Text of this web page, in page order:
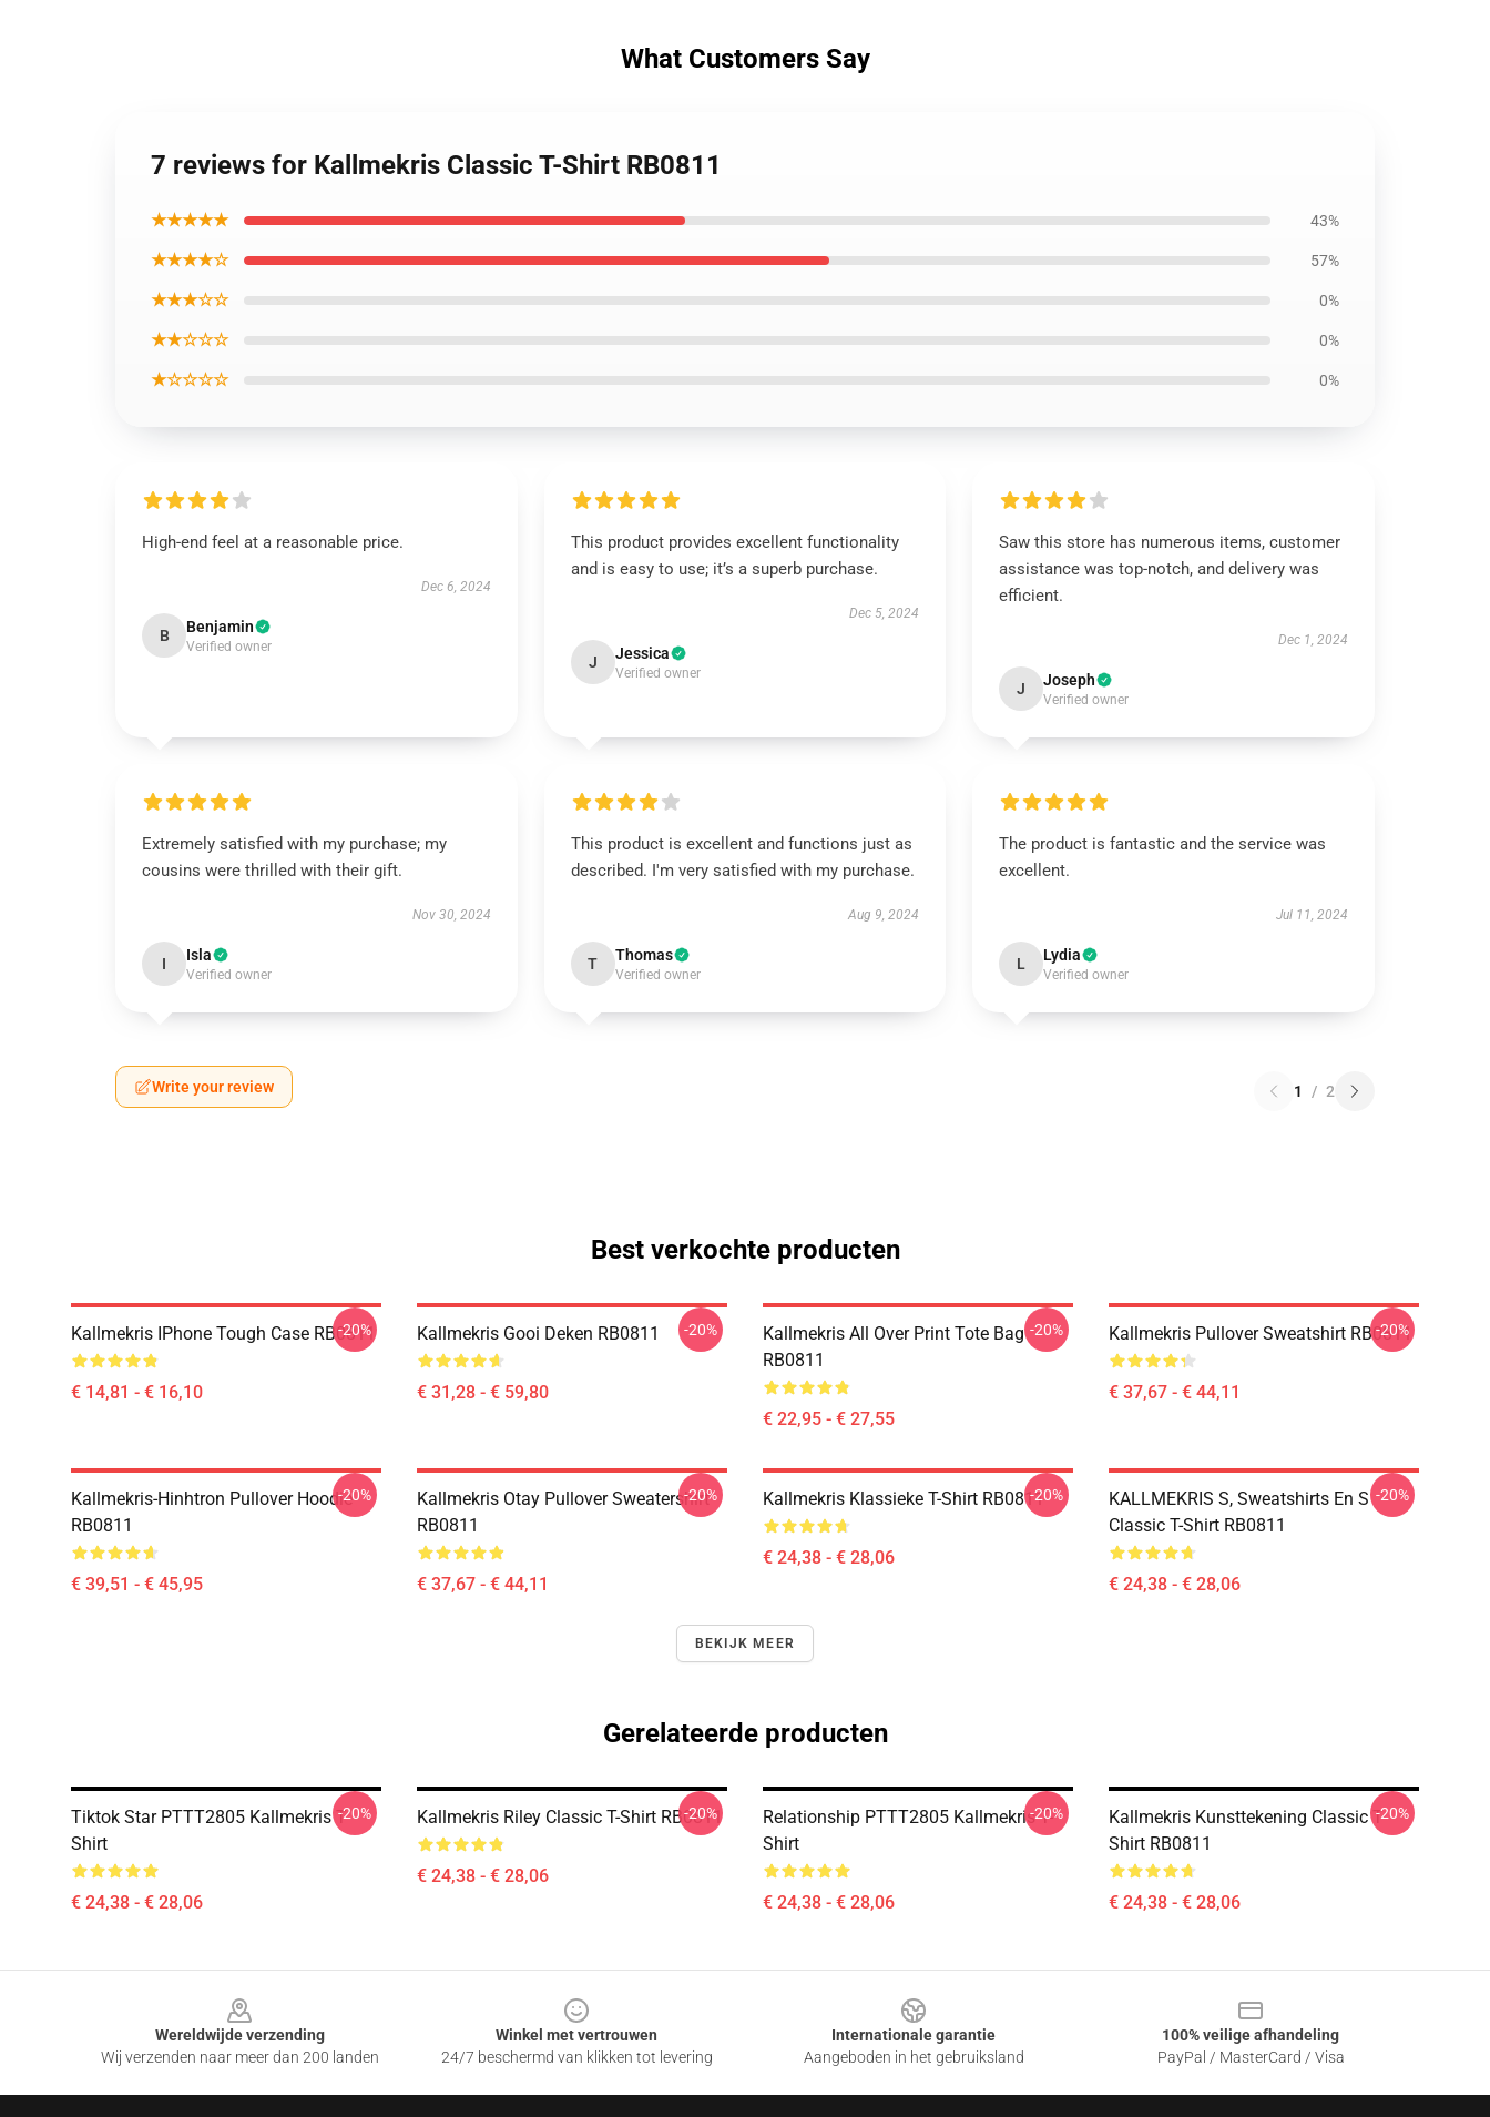
What Customers Say
7 reviews for Kallmekris Classic T-Shirt RB0811
★★★★★ 43%
★★★★☆ 57%
★★★☆☆ 0%
★★☆☆☆ 0%
★☆☆☆☆ 0%
High-end feel at a reasonable price.
Dec 6, 2024
B Benjamin
Verified owner
This product provides excellent functionality
and is easy to use; it’s a superb purchase.
Dec 5, 2024
J Jessica
Verified owner
Saw this store has numerous items, customer
assistance was top-notch, and delivery was
efficient.
Dec 1, 2024
J Joseph
Verified owner
Extremely satisfied with my purchase; my
cousins were thrilled with their gift.
Nov 30, 2024
I Isla
Verified owner
This product is excellent and functions just as
described. I'm very satisfied with my purchase.
Aug 9, 2024
T Thomas
Verified owner
The product is fantastic and the service was
excellent.
Jul 11, 2024
L Lydia
Verified owner
Write your review 1 / 2
Best verkochte producten
Kallmekris IPhone Tough Case RB0811
€ 14,81 - € 16,10
-20% Kallmekris Gooi Deken RB0811
€ 31,28 - € 59,80
-20%
Kallmekris All Over Print Tote Bag
RB0811
€ 22,95 - € 27,55
-20% Kallmekris Pullover Sweatshirt RB0811
€ 37,67 - € 44,11
-20%
Kallmekris-Hinhtron Pullover Hoodie
RB0811
€ 39,51 - € 45,95
-20%
Kallmekris Otay Pullover Sweatershirt
RB0811
€ 37,67 - € 44,11
-20% Kallmekris Klassieke T-Shirt RB0811
€ 24,38 - € 28,06
-20%
KALLMEKRIS S, Sweatshirts En S
Classic T-Shirt RB0811
€ 24,38 - € 28,06
-20%
BEKIJK MEER
Gerelateerde producten
Tiktok Star PTTT2805 Kallmekris T-
Shirt
€ 24,38 - € 28,06
-20% Kallmekris Riley Classic T-Shirt RB0811
€ 24,38 - € 28,06
-20%
Relationship PTTT2805 Kallmekris T-
Shirt
€ 24,38 - € 28,06
-20%
Kallmekris Kunsttekening Classic T-
Shirt RB0811
€ 24,38 - € 28,06
-20%
Wereldwijde verzending
Wij verzenden naar meer dan 200 landen
Winkel met vertrouwen
24/7 beschermd van klikken tot levering
Internationale garantie
Aangeboden in het gebruiksland
100% veilige afhandeling
PayPal / MasterCard / Visa